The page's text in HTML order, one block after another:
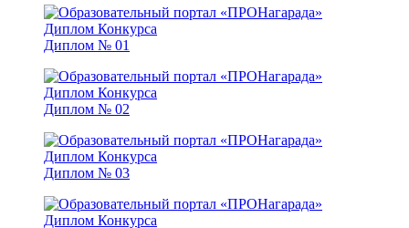
Диплом № 01
Диплом № 02
Диплом № 03